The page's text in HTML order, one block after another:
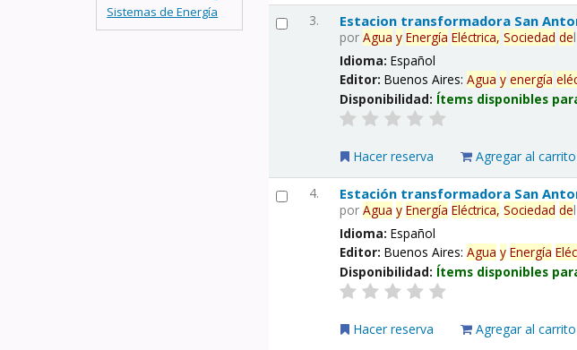
Sistemas de Energía
3. Estacion transformadora San
porAgua y Energía Eléctrica, Sociedad de
Idioma:Español
Editor:Buenos Aires:Agua y energía
Disponibilidad: Ítems disponibles
Hacer reserva Agregar al carrito
4. Estación transformadora San
porAgua y Energía Eléctrica, Sociedad de
Idioma:Español
Editor:Buenos Aires:Agua y Energía
Disponibilidad: Ítems disponibles
Hacer reserva Agregar al carrito